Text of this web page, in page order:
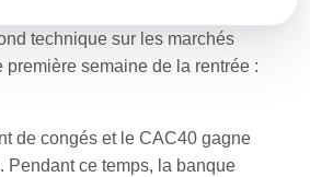
technique sur les marchés
première semaine de la rentrée :
de congés et le CAC40 gagne
Pendant ce temps, la banque